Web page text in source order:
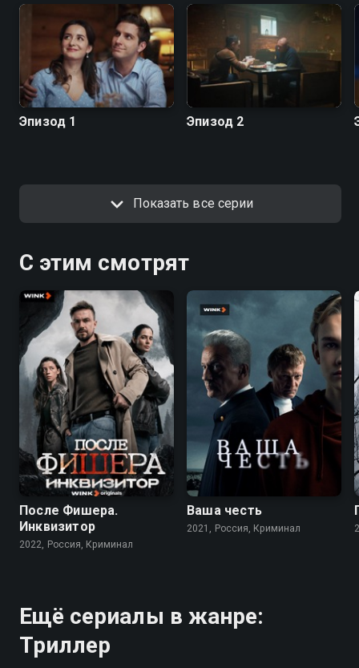
Эпизод 1 Эпизод 2
Показать все серии
С этим смотрят
7.9 6.8
После Фишера.
Инквизитор
2022, Россия, Криминал
8.2 7.2
Ваша честь
2021, Россия, Криминал
Ещё сериалы в жанре:
Триллер